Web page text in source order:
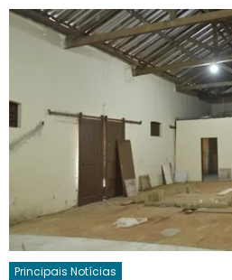
Principais Notícias